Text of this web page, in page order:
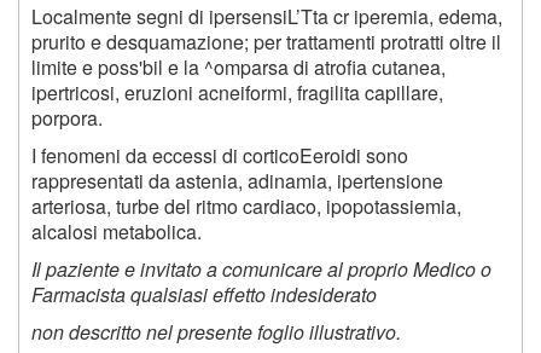
Localmente segni di ipersensiL’Tta cr iperemia, edema,
prurito e desquamazione; per trattamenti protratti oltre il
limite e poss'bil e la ^omparsa di atrofia cutanea,
ipertricosi, eruzioni acneiformi, fragilita capillare,
porpora.
I fenomeni da eccessi di corticoEeroidi sono
rappresentati da astenia, adinamia, ipertensione
arteriosa, turbe del ritmo cardiaco, ipopotassiemia,
alcalosi metabolica.
Il paziente e invitato a comunicare al proprio Medico o
Farmacista qualsiasi effetto indesiderato
non descritto nel presente foglio illustrativo.